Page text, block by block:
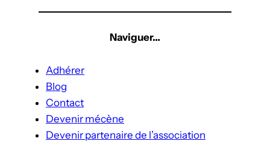
Naviguer…
Adhérer
Blog
Contact
Devenir mécène
Devenir partenaire de l’association